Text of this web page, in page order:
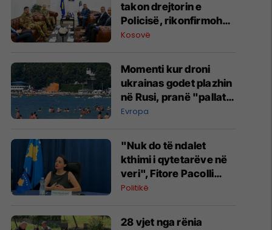
takon drejtorin e
Policisë, rikonfirmohet
partneriteti për
Kosovë
Momenti kur droni
ukrainas godet plazhin
në Rusi, pranë "pallatit
të Putinit"
Evropa
"Nuk do të ndalet
kthimi i qytetarëve në
veri", Fitore Pacolli
dënon sulmin ndaj
Zveçan
Politikë
28 vjet nga rënia